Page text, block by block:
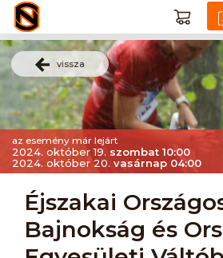
vissza
az esemény már lejárt
2024. október 19. szombat 10:00
2024. október 20. vasárnap 04:00
Éjszakai
Bajnokság és